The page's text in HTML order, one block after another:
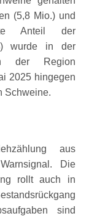
(5,8 Mio.) und
Anteil der
wurde in der
der Region
2025 hingegen
Schweine.
aus
Die
rollt auch in
sind